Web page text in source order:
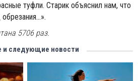
туфли. Старик объяснил нам, что
5706 раз.
следующие новости